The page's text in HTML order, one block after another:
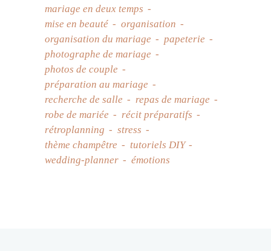
mariage en deux temps
mise en beauté
organisation
organisation du mariage
papeterie
photographe de mariage
photos de couple
préparation au mariage
recherche de salle
repas de mariage
robe de mariée
récit préparatifs
rétroplanning
stress
thème champêtre
tutoriels DIY
wedding-planner
émotions